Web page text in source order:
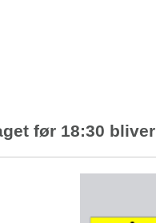
før 18:30